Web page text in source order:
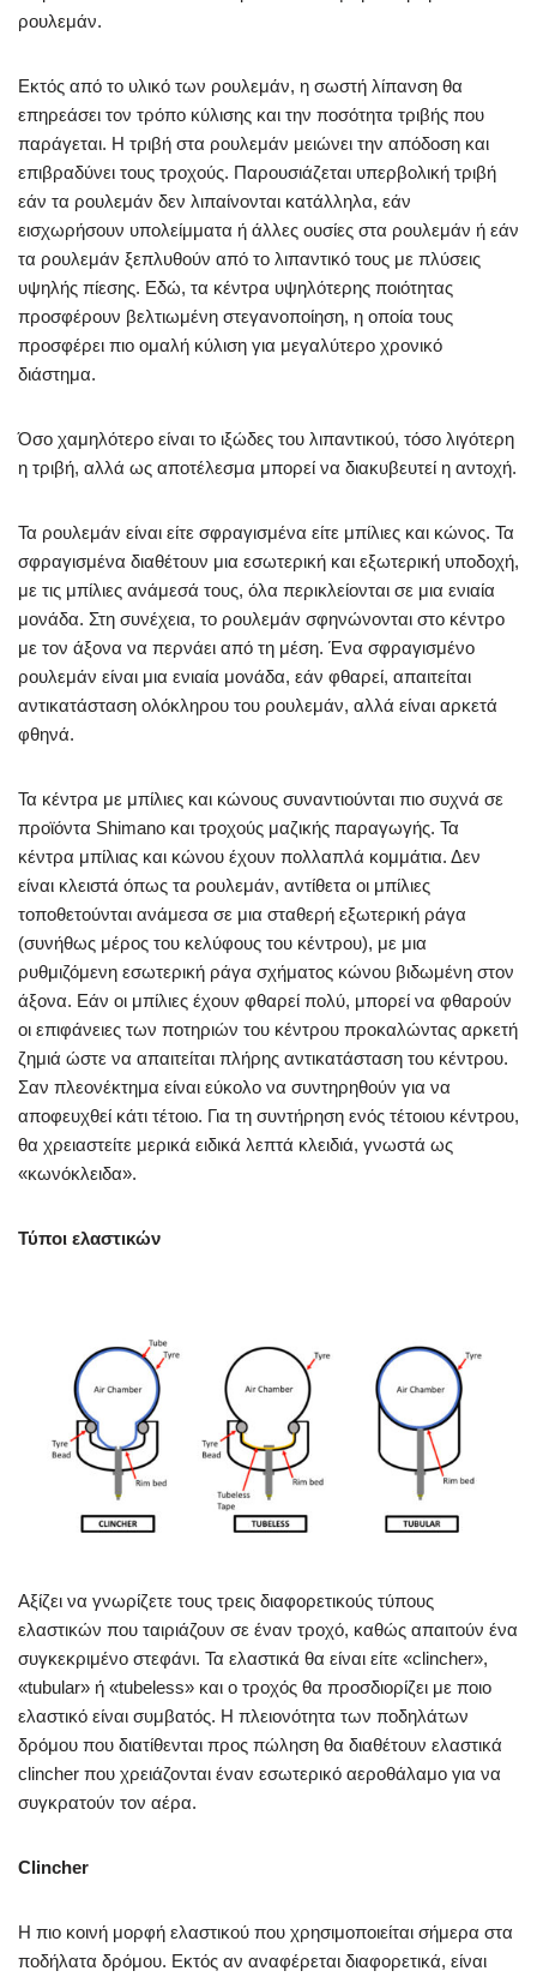
ρουλεμάν.
Εκτός από το υλικό των ρουλεμάν, η σωστή λίπανση θα
επηρεάσει τον τρόπο κύλισης και την ποσότητα τριβής που
παράγεται. Η τριβή στα ρουλεμάν μειώνει την απόδοση και
επιβραδύνει τους τροχούς. Παρουσιάζεται υπερβολική τριβή
εάν τα ρουλεμάν δεν λιπαίνονται κατάλληλα, εάν
εισχωρήσουν υπολείμματα ή άλλες ουσίες στα ρουλεμάν ή εάν
τα ρουλεμάν ξεπλυθούν από το λιπαντικό τους με πλύσεις
υψηλής πίεσης. Εδώ, τα κέντρα υψηλότερης ποιότητας
προσφέρουν βελτιωμένη στεγανοποίηση, η οποία τους
προσφέρει πιο ομαλή κύλιση για μεγαλύτερο χρονικό
διάστημα.
Όσο χαμηλότερο είναι το ιξώδες του λιπαντικού, τόσο λιγότερη
η τριβή, αλλά ως αποτέλεσμα μπορεί να διακυβευτεί η αντοχή.
Τα ρουλεμάν είναι είτε σφραγισμένα είτε μπίλιες και κώνος. Τα
σφραγισμένα διαθέτουν μια εσωτερική και εξωτερική υποδοχή,
με τις μπίλιες ανάμεσά τους, όλα περικλείονται σε μια ενιαία
μονάδα. Στη συνέχεια, το ρουλεμάν σφηνώνονται στο κέντρο
με τον άξονα να περνάει από τη μέση. Ένα σφραγισμένο
ρουλεμάν είναι μια ενιαία μονάδα, εάν φθαρεί, απαιτείται
αντικατάσταση ολόκληρου του ρουλεμάν, αλλά είναι αρκετά
φθηνά.
Τα κέντρα με μπίλιες και κώνους συναντιούνται πιο συχνά σε
προϊόντα Shimano και τροχούς μαζικής παραγωγής. Τα
κέντρα μπίλιας και κώνου έχουν πολλαπλά κομμάτια. Δεν
είναι κλειστά όπως τα ρουλεμάν, αντίθετα οι μπίλιες
τοποθετούνται ανάμεσα σε μια σταθερή εξωτερική ράγα
(συνήθως μέρος του κελύφους του κέντρου), με μια
ρυθμιζόμενη εσωτερική ράγα σχήματος κώνου βιδωμένη στον
άξονα. Εάν οι μπίλιες έχουν φθαρεί πολύ, μπορεί να φθαρούν
οι επιφάνειες των ποτηριών του κέντρου προκαλώντας αρκετή
ζημιά ώστε να απαιτείται πλήρης αντικατάσταση του κέντρου.
Σαν πλεονέκτημα είναι εύκολο να συντηρηθούν για να
αποφευχθεί κάτι τέτοιο. Για τη συντήρηση ενός τέτοιου κέντρου,
θα χρειαστείτε μερικά ειδικά λεπτά κλειδιά, γνωστά ως
«κωνόκλειδα».
Τύποι ελαστικών
Αξίζει να γνωρίζετε τους τρεις διαφορετικούς τύπους
ελαστικών που ταιριάζουν σε έναν τροχό, καθώς απαιτούν ένα
συγκεκριμένο στεφάνι. Τα ελαστικά θα είναι είτε «clincher»,
«tubular» ή «tubeless» και ο τροχός θα προσδιορίζει με ποιο
ελαστικό είναι συμβατός. Η πλειονότητα των ποδηλάτων
δρόμου που διατίθενται προς πώληση θα διαθέτουν ελαστικά
clincher που χρειάζονται έναν εσωτερικό αεροθάλαμο για να
συγκρατούν τον αέρα.
Clincher
Η πιο κοινή μορφή ελαστικού που χρησιμοποιείται σήμερα στα
ποδήλατα δρόμου. Εκτός αν αναφέρεται διαφορετικά, είναι